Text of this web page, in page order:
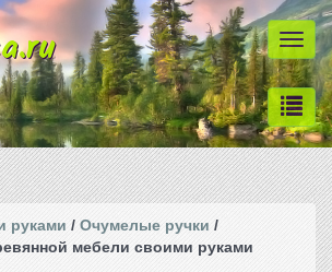
руками / Очумелые ручки /
мебели своими руками